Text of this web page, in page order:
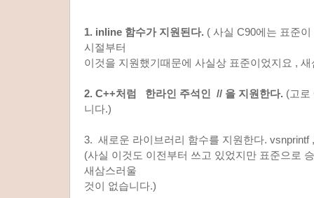
1. inline 함수가 지원된다. ( 사실 C90에는 표준
시절부터
이것을 지원했기때문에 사실상 표준이었지요 ,
2. C++처럼 한라인 주석인 // 을 지원한다. (고로
니다.)
3. 새로운 라이브러리 함수를 지원한다. vsnprintf
(사실 이것도 이전부터 쓰고 있었지만 표준으로
새삼스러울
것이 없습니다.)